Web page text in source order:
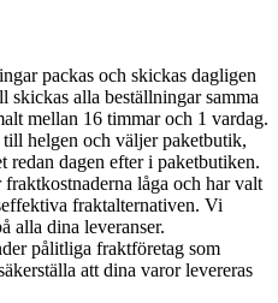
packas och skickas dagligen
skickas alla beställningar samma
mellan 16 timmar och 1 vardag.
helgen och väljer paketbutik,
redan dagen efter i paketbutiken.
låga och har valt
fraktalternativen. Vi
alla dina leveranser.
pålitliga fraktföretag som
att dina varor levereras